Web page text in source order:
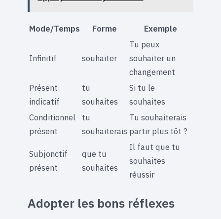
Mode/Temps Forme Exemple
Infinitif souhaiter
Tu peux
souhaiter un
changement
Présent
indicatif
tu
souhaites
Si tu le
souhaites
Conditionnel
présent
tu
souhaiterais
Tu souhaiterais
partir plus tôt ?
Subjonctif
présent
que tu
souhaites
Il faut que tu
souhaites
réussir
Adopter les bons réflexes